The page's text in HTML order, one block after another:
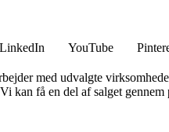
LinkedIn YouTube
med udvalgte
kan få en del af salget